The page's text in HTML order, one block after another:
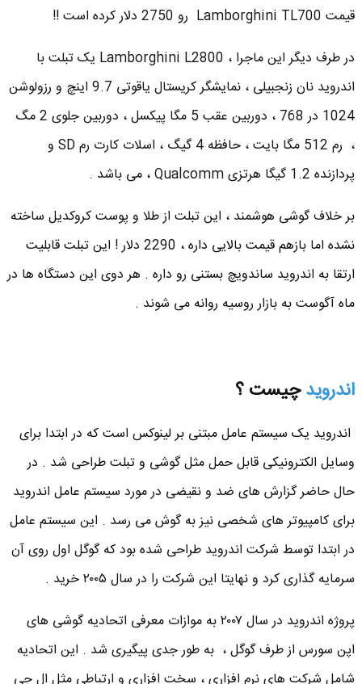
قیمت Lamborghini TL700 رو 2750 دلار کرده است !!
در طرف دیگر این ماجرا ، Lamborghini L2800 یک تبلت با
اندروید نان زنجبیلی ، نمایشگر کریستال یاقوتی 9.7 اینچ و رزولوشن
1024 در 768 ، دوربین عقب 5 مگا پیکسل ، دوربین جلوی 2 مگ
، رم 512 مگا بایت ،‌ حافظه 4 گیگ ، اسلات کارت رم SD و
پردازنده 1.2 گیگا هرتزی Qualcomm ، می باشد .
بر خلاف گوشی هوشمند ، این تبلت از طلا و پوست کروکدیل ساخته
نشده اما بازهم قیمت بالایی داره ،‌ 2290 دلار ! این تبلت قابلیت
ارتقا به اندروید ساندویچ بستنی رو داره . هر دوی این دستگاه ها در
ماه آگوست به بازار روسیه روانه می شوند .
اندرویدچیست ؟
اندروید یک سیستم عامل مبتنی بر لینوکس است که در ابتدا برای
وسایل الکترونیکی قابل حمل مثل گوشی و تبلت طراحی شد . در
حال حاضر گزارش های ضد و نقیضی در مورد سیستم عامل اندروید
برای کامپیوتر های شخصی نیز به گوش می رسد . این سیستم عامل
در ابتدا توسط شرکت اندروید طراحی شده بود که گوگل اول روی آن
سرمایه گذاری کرد و نهایتا این شرکت را در سال ۲۰۰۵ خرید .
پروژه اندروید در سال ۲۰۰۷ به موازات معرفی اتحادیه گوشی های
اپن سورس از طرف گوگل ، به طور جدی پیگیری شد . این اتحادیه
شامل شرکت های نرم افزاری ، سخت افزاری و ارتباطی مثل ال جی